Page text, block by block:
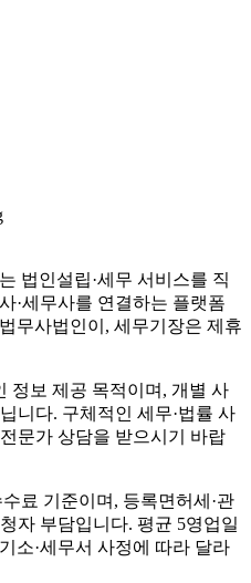
법인설립·세무 서비스를 직
·세무사를 연결하는 플랫폼
무사법인이, 세무기장은 제휴
정보 제공 목적이며, 개별 사
니다. 구체적인 세무·법률 사
문가 상담을 받으시기 바랍
료 기준이며, 등록면허세·관
자 부담입니다. 평균 5영업일
소·세무서 사정에 따라 달라